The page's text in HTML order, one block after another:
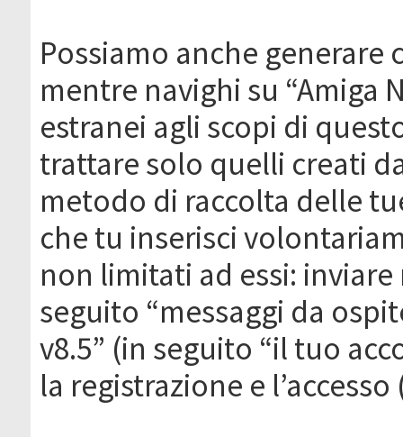
Possiamo anche
mentre navighi su “Amiga
estranei agli scopi di
trattare solo quelli creati
metodo di raccolta delle
che tu inserisci
non limitati ad essi:
seguito “messaggi da
v8.5” (in seguito “il tuo
la registrazione e